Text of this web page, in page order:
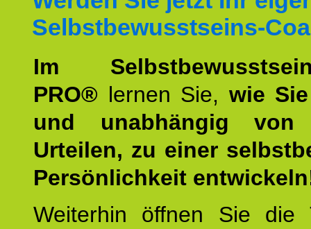
Selbstbewusstseins-
Im
PRO® lernen Sie, wie
und unabhängig von
Urteilen, zu einer
Persönlichkeit
Weiterhin öffnen Sie